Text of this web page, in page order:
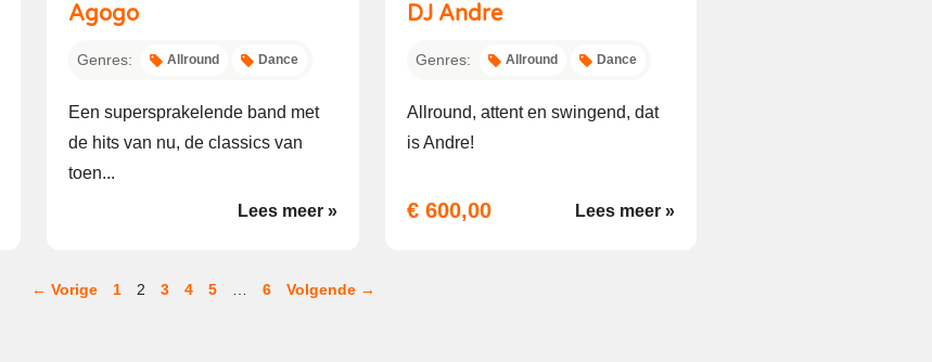
Agogo
Genres: Allround Dance
Een supersprakelende band met
de hits van nu, de classics van
toen...
Lees meer »
DJ Andre
Genres: Allround Dance
Allround, attent en swingend, dat
is Andre!
€ 600,00 Lees meer »
← Vorige 1 2 3 4 5 6 Volgende →